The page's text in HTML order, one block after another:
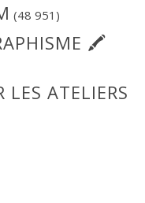
(48 951)
🖍
LES ATELIERS